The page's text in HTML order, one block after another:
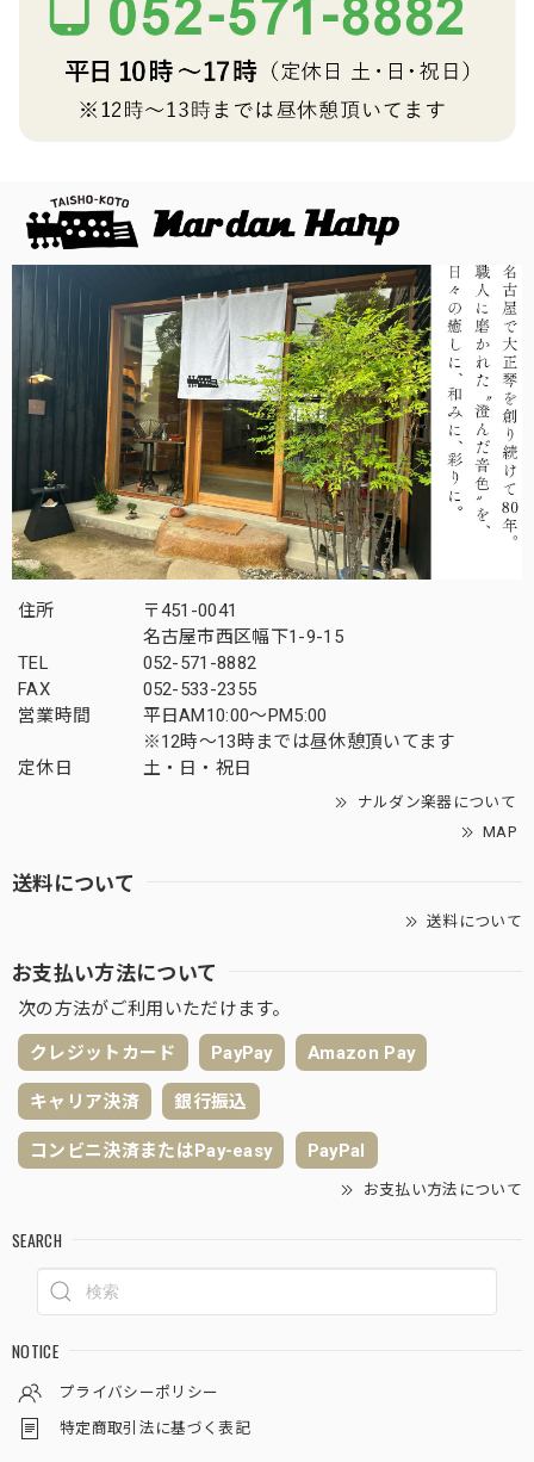
住所
〒451-0041
名古屋市西区幅下1-9-15
TEL
052-571-8882
FAX
052-533-2355
営業時間
平日AM10:00～PM5:00
※12時～13時までは昼休憩頂いてます
定休日
土・日・祝日
ナルダン楽器について
MAP
送料について
送料について
お支払い方法について
次の方法がご利用いただけます。
クレジットカード PayPay Amazon Pay
キャリア決済 銀行振込
コンビニ決済またはPay-easy PayPal
お支払い方法について
SEARCH
NOTICE
プライバシーポリシー
特定商取引法に基づく表記